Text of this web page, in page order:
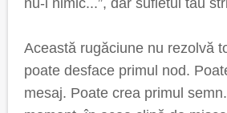
nu-i nimic...”, dar sufletul tău
Această rugăciune nu rezolvă
poate desface primul nod.
mesaj. Poate crea primul